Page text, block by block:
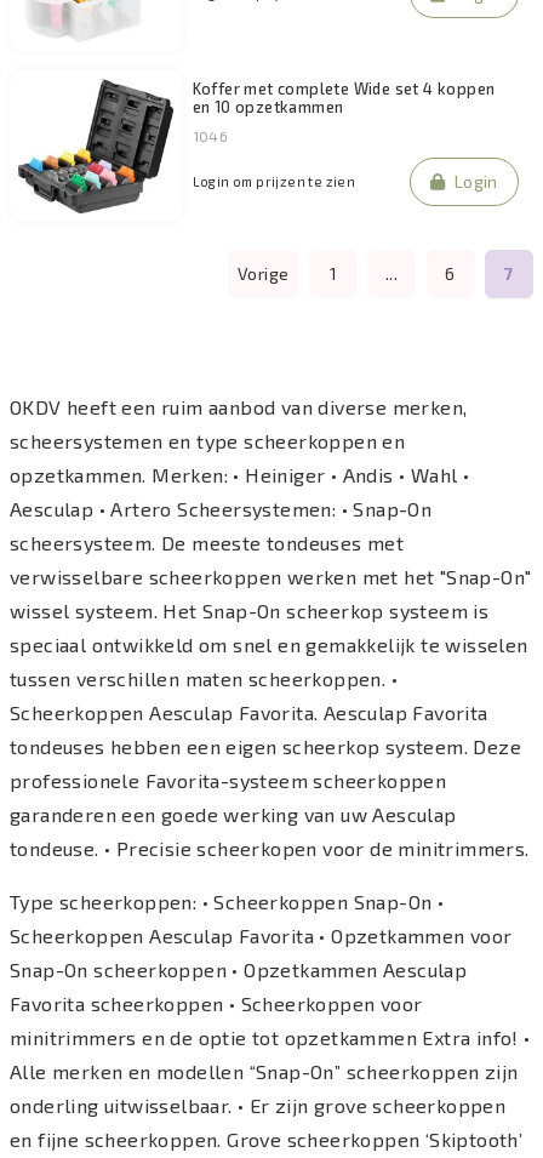
Koffer met complete Wide set 4 koppen
en 10 opzetkammen
1046
Login om prijzen te zien Login
Vorige 1 ... 6 7
OKDV heeft een ruim aanbod van diverse merken,
scheersystemen en type scheerkoppen en
opzetkammen. Merken: • Heiniger • Andis • Wahl •
Aesculap • Artero Scheersystemen: • Snap-On
scheersysteem. De meeste tondeuses met
verwisselbare scheerkoppen werken met het "Snap-On"
wissel systeem. Het Snap-On scheerkop systeem is
speciaal ontwikkeld om snel en gemakkelijk te wisselen
tussen verschillen maten scheerkoppen. •
Scheerkoppen Aesculap Favorita. Aesculap Favorita
tondeuses hebben een eigen scheerkop systeem. Deze
professionele Favorita-systeem scheerkoppen
garanderen een goede werking van uw Aesculap
tondeuse. • Precisie scheerkopen voor de minitrimmers.
Type scheerkoppen: • Scheerkoppen Snap-On •
Scheerkoppen Aesculap Favorita • Opzetkammen voor
Snap-On scheerkoppen • Opzetkammen Aesculap
Favorita scheerkoppen • Scheerkoppen voor
minitrimmers en de optie tot opzetkammen Extra info! •
Alle merken en modellen “Snap-On” scheerkoppen zijn
onderling uitwisselbaar. • Er zijn grove scheerkoppen
en fijne scheerkoppen. Grove scheerkoppen ‘Skiptooth’